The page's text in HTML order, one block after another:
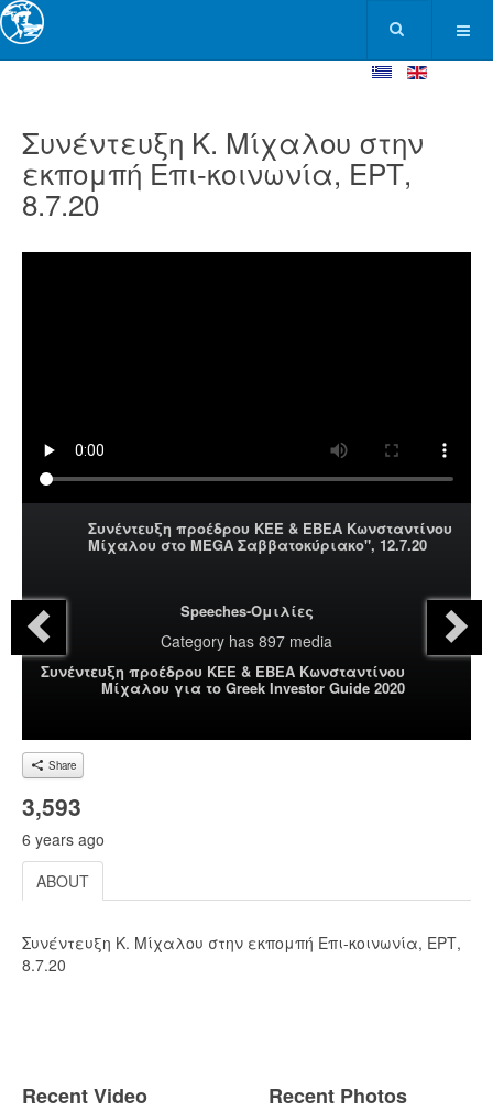
Συνέντευξη Κ. Μίχαλου στην
εκπομπή Επι-κοινωνία, ΕΡΤ,
8.7.20
Συνέντευξη προέδρου ΚΕΕ & ΕΒΕΑ Κωνσταντίνου
Μίχαλου στo MEGA Σαββατοκύριακο", 12.7.20
Speeches-Ομιλίες
Category has 897 media
Συνέντευξη προέδρου ΚΕΕ & ΕΒΕΑ Κωνσταντίνου
Μίχαλου για το Greek Investor Guide 2020
Share
3,593
6 years ago
ABOUT
Συνέντευξη Κ. Μίχαλου στην εκπομπή Επι-κοινωνία, ΕΡΤ,
8.7.20
Recent Video Recent Photos